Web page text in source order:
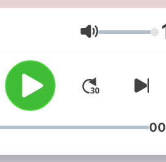
Volumen